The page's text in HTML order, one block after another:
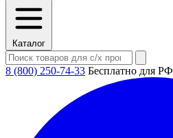
Каталог
8 (800) 250-74-33 Бесплатно для РФ